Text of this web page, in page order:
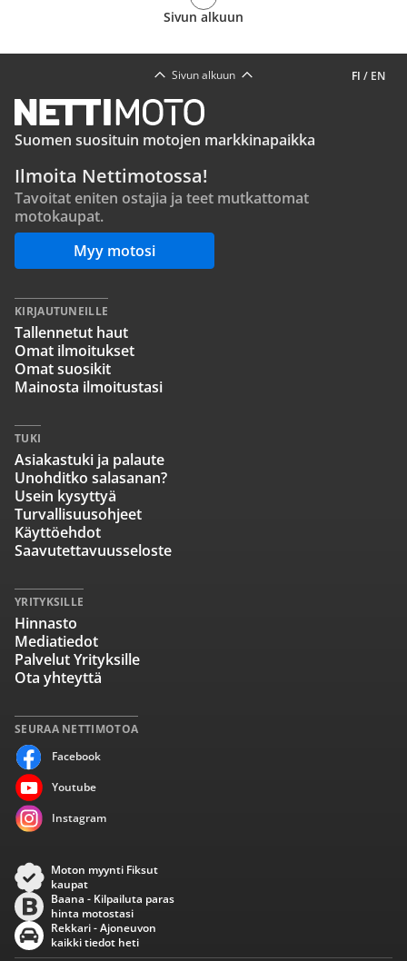
Sivun alkuun
FI / EN
Sivun alkuun
Suomen suosituin motojen markkinapaikka
Ilmoita Nettimotossa!
Tavoitat eniten ostajia ja teet mutkattomat
motokaupat.
Myy motosi
SEURAA NETTIMOTOA
Facebook
Youtube
Instagram
KIRJAUTUNEILLE
Tallennetut haut
Omat ilmoitukset
Omat suosikit
Mainosta ilmoitustasi
TUKI
Asiakastuki ja palaute
Unohditko salasanan?
Usein kysyttyä
Turvallisuusohjeet
Käyttöehdot
Saavutettavuusseloste
YRITYKSILLE
Hinnasto
Mediatiedot
Palvelut Yrityksille
Ota yhteyttä
Moton myynti Fiksut
kaupat
Baana - Kilpailuta paras
hinta motostasi
Rekkari - Ajoneuvon
kaikki tiedot heti